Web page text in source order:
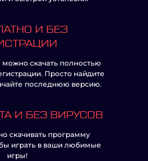
И БЕЗ
можно скачать полностью
Просто найдите
последнюю версию.
И БЕЗ ВИРУСОВ
скачивать программу
играть в ваши любимые
игры!